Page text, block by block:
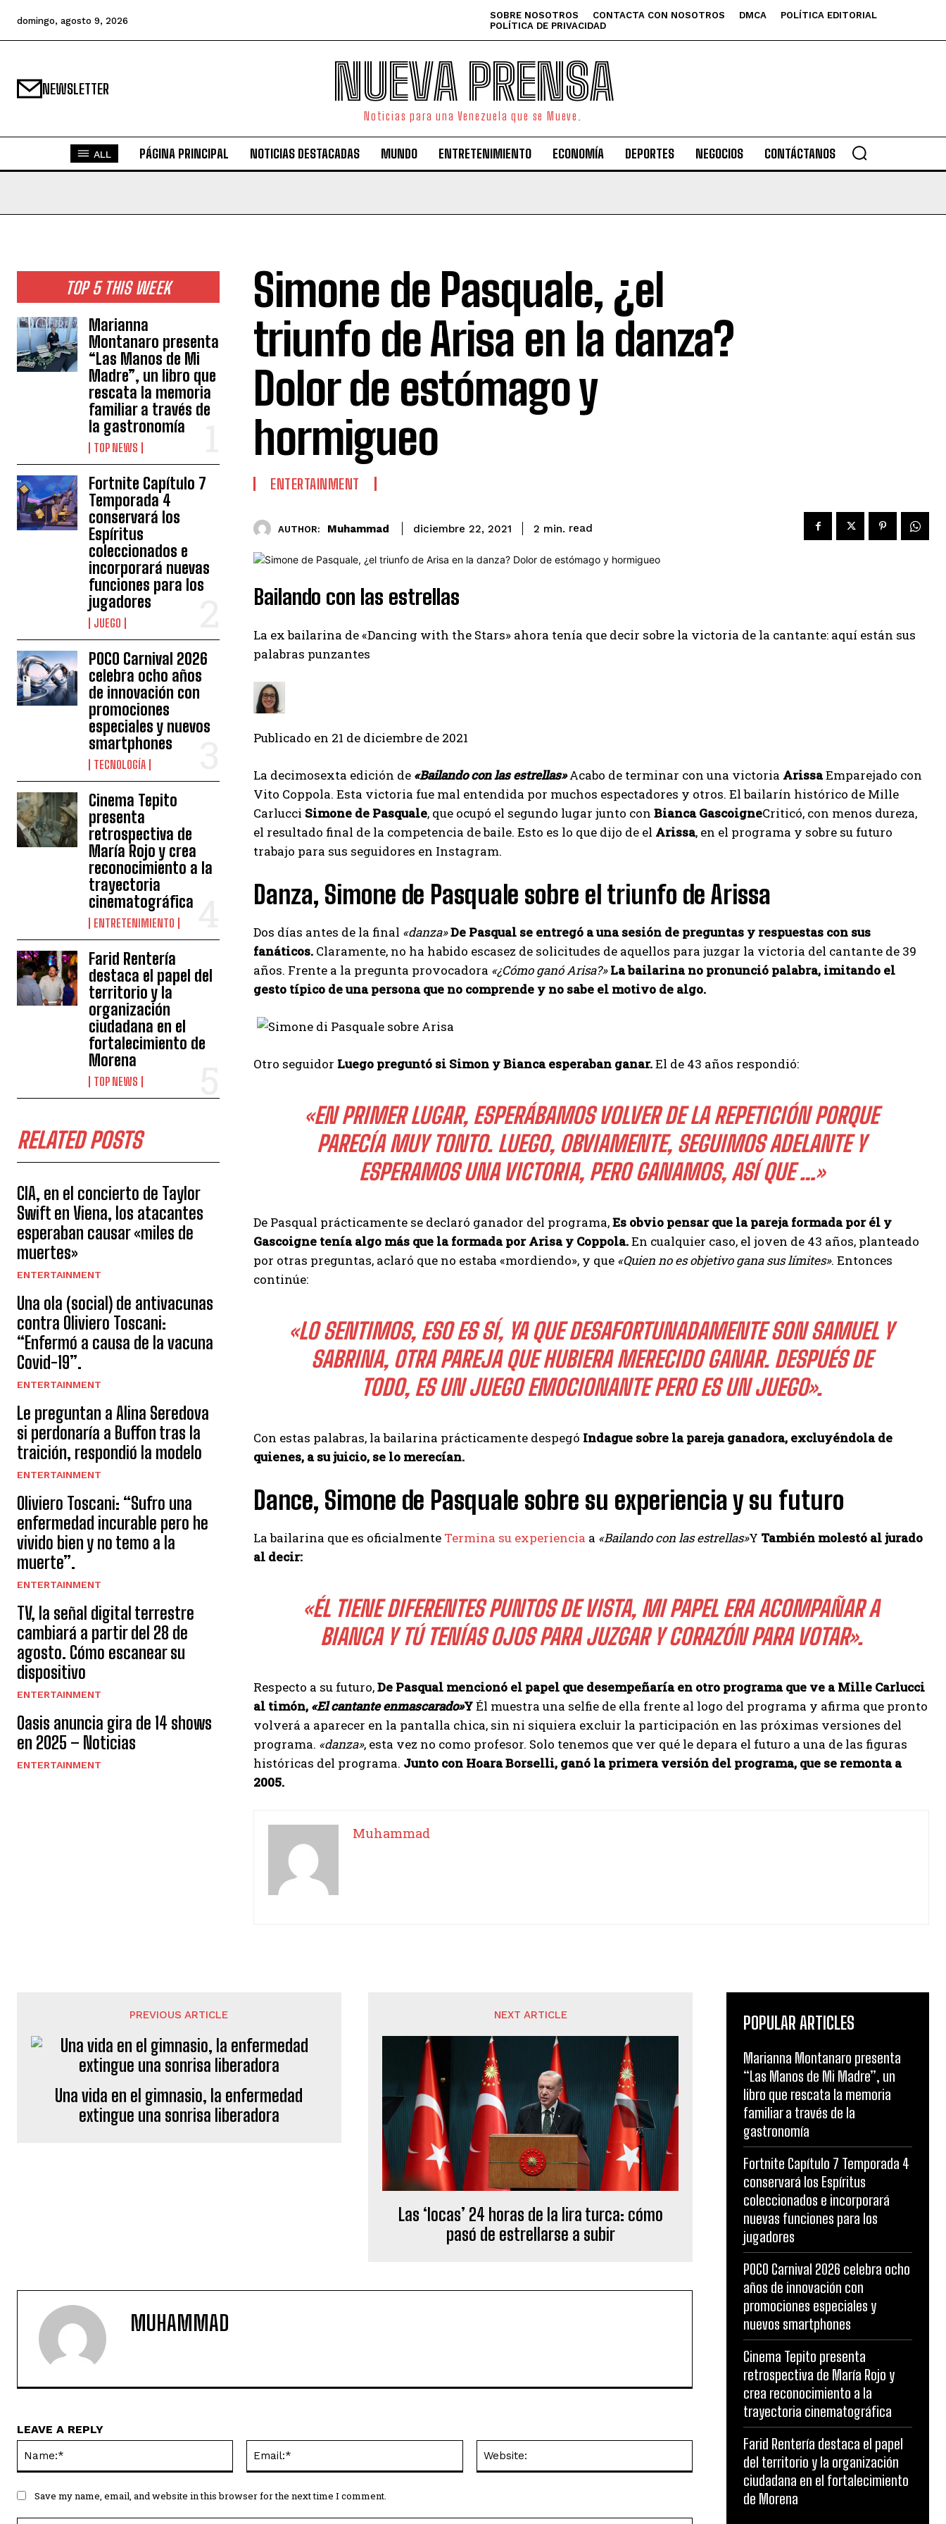
Muhammad
domingo, agosto 9, 2026 SOBRE NOSOTROS CONTACTA CON NOSOTROS DMCA
POLÍTICA EDITORIAL
POLÍTICA DE PRIVACIDAD
NEWSLETTER NUEVA PRENSA
Noticias para una Venezuela que se Mueve.
ALL PÁGINA PRINCIPAL NOTICIAS DESTACADAS MUNDO ENTRETENIMIENTO ECONOMÍA DEPORTES NEGOCIOS CONTÁCTANOS
TOP 5 THIS WEEK
Marianna
Montanaro presenta
“Las Manos de Mi
Madre”, un libro que
rescata la memoria
familiar a través de
la gastronomía
TOP NEWS
Fortnite Capítulo 7
Temporada 4
conservará los
Espíritus
coleccionados e
incorporará nuevas
funciones para los
jugadores
JUEGO
POCO Carnival 2026
celebra ocho años
de innovación con
promociones
especiales y nuevos
smartphones
TECNOLOGÍA
Cinema Tepito
presenta
retrospectiva de
María Rojo y crea
reconocimiento a la
trayectoria
cinematográfica
ENTRETENIMIENTO
Farid Rentería
destaca el papel del
territorio y la
organización
ciudadana en el
fortalecimiento de
Morena
TOP NEWS
RELATED POSTS
CIA, en el concierto de Taylor
Swift en Viena, los atacantes
esperaban causar «miles de
muertes»
ENTERTAINMENT
Una ola (social) de antivacunas
contra Oliviero Toscani:
“Enfermó a causa de la vacuna
Covid-19”.
ENTERTAINMENT
Le preguntan a Alina Seredova
si perdonaría a Buffon tras la
traición, respondió la modelo
ENTERTAINMENT
Oliviero Toscani: “Sufro una
enfermedad incurable pero he
vivido bien y no temo a la
muerte”.
ENTERTAINMENT
TV, la señal digital terrestre
cambiará a partir del 28 de
agosto. Cómo escanear su
dispositivo
ENTERTAINMENT
Oasis anuncia gira de 14 shows
en 2025 – Noticias
ENTERTAINMENT
Simone de Pasquale, ¿el
triunfo de Arisa en la danza?
Dolor de estómago y
hormigueo
ENTERTAINMENT
AUTHOR: Muhammad diciembre 22, 2021 2 min. read
Bailando con las estrellas
La ex bailarina de «Dancing with the Stars» ahora tenía que decir sobre la victoria de la cantante: aquí están sus
palabras punzantes
Publicado en 21 de diciembre de 2021
La decimosexta edición de «Bailando con las estrellas» Acabo de terminar con una victoria ArissaEmparejado con
Vito Coppola. Esta victoria fue mal entendida por muchos espectadores y otros. El bailarín histórico de Mille
Carlucci Simone de Pasquale, que ocupó el segundo lugar junto con Bianca GascoigneCriticó, con menos dureza,
el resultado final de la competencia de baile. Esto es lo que dijo de el Arissa, en el programa y sobre su futuro
trabajo para sus seguidores en Instagram.
Danza, Simone de Pasquale sobre el triunfo de Arissa
Dos días antes de la final «danza»De Pasqual se entregó a una sesión de preguntas y respuestas con sus
fanáticos. Claramente, no ha habido escasez de solicitudes de aquellos para juzgar la victoria del cantante de 39
años. Frente a la pregunta provocadora «¿Cómo ganó Arisa?» La bailarina no pronunció palabra, imitando el
gesto típico de una persona que no comprende y no sabe el motivo de algo.
Otro seguidor Luego preguntó si Simon y Bianca esperaban ganar.El de 43 años respondió:
«EN PRIMER LUGAR, ESPERÁBAMOS VOLVER DE LA REPETICIÓN PORQUE
PARECÍA MUY TONTO. LUEGO, OBVIAMENTE, SEGUIMOS ADELANTE Y
ESPERAMOS UNA VICTORIA, PERO GANAMOS, ASÍ QUE …»
De Pasqual prácticamente se declaró ganador del programa,Es obvio pensar que la pareja formada por él y
Gascoigne tenía algo más que la formada por Arisa y Coppola.En cualquier caso, el joven de 43 años, planteado
por otras preguntas, aclaró que no estaba «mordiendo», y que «Quien no es objetivo gana sus límites». Entonces
continúe:
«LO SENTIMOS, ESO ES SÍ, YA QUE DESAFORTUNADAMENTE SON SAMUEL Y
SABRINA, OTRA PAREJA QUE HUBIERA MERECIDO GANAR. DESPUÉS DE
TODO, ES UN JUEGO EMOCIONANTE PERO ES UN JUEGO».
Con estas palabras, la bailarina prácticamente despegó Indague sobre la pareja ganadora, excluyéndola de
quienes, a su juicio, se lo merecían.
Dance, Simone de Pasquale sobre su experiencia y su futuro
La bailarina que es oficialmente Termina su experiencia a «Bailando con las estrellas»Y También molestó al jurado
al decir:
«ÉL TIENE DIFERENTES PUNTOS DE VISTA, MI PAPEL ERA ACOMPAÑAR A
BIANCA Y TÚ TENÍAS OJOS PARA JUZGAR Y CORAZÓN PARA VOTAR».
Respecto a su futuro,De Pasqual mencionó el papel que desempeñaría en otro programa que ve a Mille Carlucci
al timón, «El cantante enmascarado»YÉl muestra una selfie de ella frente al logo del programa y afirma que pronto
volverá a aparecer en la pantalla chica, sin ni siquiera excluir la participación en las próximas versiones del
programa. «danza», esta vez no como profesor. Solo tenemos que ver qué le depara el futuro a una de las figuras
históricas del programa. Junto con Hoara Borselli, ganó la primera versión del programa, que se remonta a
2005.
Muhammad
PREVIOUS ARTICLE
Una vida en el gimnasio, la enfermedad
extingue una sonrisa liberadora
NEXT ARTICLE
Las ‘locas’ 24 horas de la lira turca: cómo
pasó de estrellarse a subir
MUHAMMAD
LEAVE A REPLY
Save my name, email, and website in this browser for the next time I comment.
POPULAR ARTICLES
Marianna Montanaro presenta
“Las Manos de Mi Madre”, un
libro que rescata la memoria
familiar a través de la
gastronomía
Fortnite Capítulo 7 Temporada 4
conservará los Espíritus
coleccionados e incorporará
nuevas funciones para los
jugadores
POCO Carnival 2026 celebra ocho
años de innovación con
promociones especiales y
nuevos smartphones
Cinema Tepito presenta
retrospectiva de María Rojo y
crea reconocimiento a la
trayectoria cinematográfica
Farid Rentería destaca el papel
del territorio y la organización
ciudadana en el fortalecimiento
de Morena